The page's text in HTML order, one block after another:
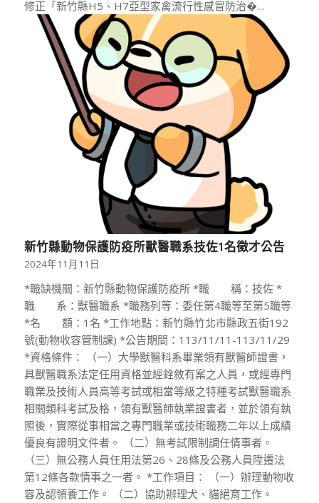
修正「新竹縣H5、H7亞型家禽流行性感冒防治�…
新竹縣動物保護防疫所獸醫職系技佐1名徵才公告
2024年11月11日
*職缺機關：新竹縣動物保護防疫所 *職 稱：技佐 *
職 系：獸醫職系 *職務列等：委任第4職等至第5職等
*名 額：1名 *工作地點：新竹縣竹北市縣政五街192
號(動物收容管制課) *公告期間：113/11/11-113/11/29
*資格條件： （一）大學獸醫科系畢業領有獸醫師證書，
具獸醫職系法定任用資格並經銓敘有案之人員，或經專門
職業及技術人員高等考試或相當等級之特種考試獸醫職系
相關類科考試及格，領有獸醫師執業證書者，並於領有執
照後，實際從事相當之專門職業或技術職務二年以上成績
優良有證明文件者。 （二）無考試限制調任情事者。
（三）無公務人員任用法第26、28條及公務人員陞遷法
第12條各款情事之一者。 *工作項目： （一）辦理動物收
容及認領養工作。 （二）協助辦理犬、貓絕育工作。